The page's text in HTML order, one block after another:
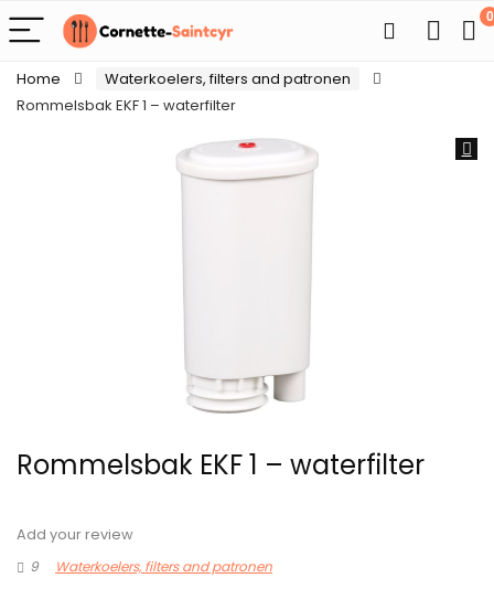
0
Home
Waterkoelers, filters and patronen
Rommelsbak EKF 1 – waterfilter
Rommelsbak EKF 1 – waterfilter
Add your review
9
Waterkoelers, filters and patronen